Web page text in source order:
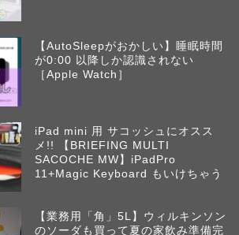
【AutoSleepがおかしい】睡眠時間
が0:00 以降しか認識されない
［Apple Watch］
iPad mini 用 サコッシュにオスス
メ!! 【BRIEFING MULTI
SACOCHE MW】iPadPro
11+Magic Keyboard もいけちゃう
【業務用「角」5L】ウィルキンソン
のソーダも買って夏の家飲み準備完